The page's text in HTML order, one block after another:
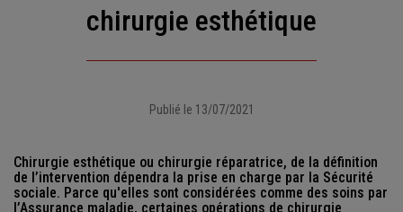
chirurgie esthétique
Publié le 13/07/2021
Chirurgie esthétique ou chirurgie réparatrice, de la définition
de l’intervention dépendra la prise en charge par la Sécurité
sociale. Parce qu'elles sont considérées comme des soins par
l’Assurance maladie, certaines opérations de chirurgie